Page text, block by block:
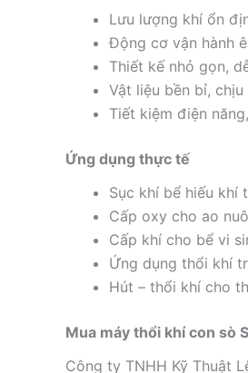
Lưu lượng khí ổn
Động cơ vận hành
Thiết kế nhỏ gọn,
Vật liệu bền bỉ,
Tiết kiệm điện
Ứng dụng thực tế
Sục khí bể hiếu khí
Cấp oxy cho ao
Cấp khí cho bể vi
Ứng dụng thổi khí
Hút – thổi khí cho
Mua máy thổi khí con sò
Công ty TNHH Kỹ Thuật